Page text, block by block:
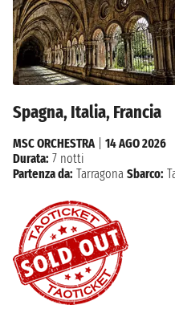
Spagna, Italia, Francia
MSC ORCHESTRA| 14 AGO 2026
Durata: 7 notti
Partenza da: Tarragona Sbarco: